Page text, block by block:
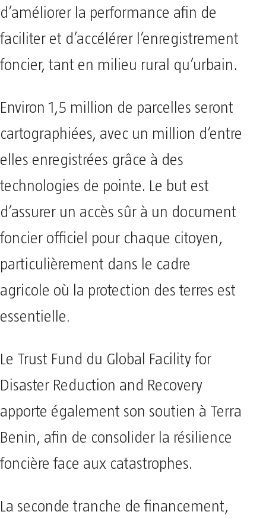
d’améliorer la performance afin de
faciliter et d’accélérer l’enregistrement
foncier, tant en milieu rural qu’urbain.
Environ 1,5 million de parcelles seront
cartographiées, avec un million d’entre
elles enregistrées grâce à des
technologies de pointe. Le but est
d’assurer un accès sûr à un document
foncier officiel pour chaque citoyen,
particulièrement dans le cadre
agricole où la protection des terres est
essentielle.
Le Trust Fund du Global Facility for
Disaster Reduction and Recovery
apporte également son soutien à Terra
Benin, afin de consolider la résilience
foncière face aux catastrophes.
La seconde tranche de financement,